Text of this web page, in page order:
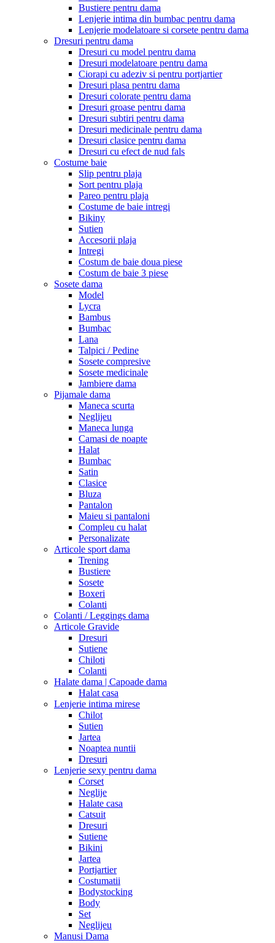
Bustiere pentru dama
Lenjerie intima din bumbac pentru dama
Lenjerie modelatoare si corsete pentru dama
Dresuri pentru dama
Dresuri cu model pentru dama
Dresuri modelatoare pentru dama
Ciorapi cu adeziv si pentru portjartier
Dresuri plasa pentru dama
Dresuri colorate pentru dama
Dresuri groase pentru dama
Dresuri subtiri pentru dama
Dresuri medicinale pentru dama
Dresuri clasice pentru dama
Dresuri cu efect de nud fals
Costume baie
Slip pentru plaja
Sort pentru plaja
Pareo pentru plaja
Costume de baie intregi
Bikiny
Sutien
Accesorii plaja
Intregi
Costum de baie doua piese
Costum de baie 3 piese
Sosete dama
Model
Lycra
Bambus
Bumbac
Lana
Talpici / Pedine
Sosete compresive
Sosete medicinale
Jambiere dama
Pijamale dama
Maneca scurta
Neglijeu
Maneca lunga
Camasi de noapte
Halat
Bumbac
Satin
Clasice
Bluza
Pantalon
Maieu si pantaloni
Compleu cu halat
Personalizate
Articole sport dama
Trening
Bustiere
Sosete
Boxeri
Colanti
Colanti / Leggings dama
Articole Gravide
Dresuri
Sutiene
Chiloti
Colanti
Halate dama | Capoade dama
Halat casa
Lenjerie intima mirese
Chilot
Sutien
Jartea
Noaptea nuntii
Dresuri
Lenjerie sexy pentru dama
Corset
Neglije
Halate casa
Catsuit
Dresuri
Sutiene
Bikini
Jartea
Portjartier
Costumatii
Bodystocking
Body
Set
Neglijeu
Manusi Dama